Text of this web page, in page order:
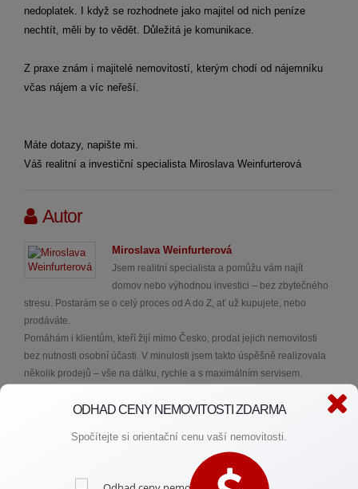
nedoplatek. I když se rozhodnete jako majitel od nich peníze
nechtít, měli by to vědět. Důležitá je komunikace.
Z praxe znám i majitelé nemovitostí, kterým chodí od nájemníku
včas nájem a víc neřeší.
Máte dotazy, napište mi.
Váš realitní a investiční specialista Miroslava Weinfurterová
Autor
Miroslava Weinfurterová
Jsem realitní specialista a pomůžu vám najít
domov nebo výhodnou investici – bez zbytečného
stresu. Postarám se o celý proces od A do Z, ať už kupujete, nebo
prodáváte.
Pomáhám i klientům, kteří žijí mimo Česko, prodat jejich nemovitosti
bez nutnosti osobní účasti. V minulosti jsem takto úspěšně realizovala
několik prodejů – vše na dálku, rychle a s maximálním servisem.
ODHAD CENY NEMOVITOSTI ZDARMA
Spočítejte si orientační cenu vaší nemovitosti.